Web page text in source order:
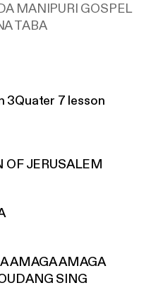
MANIPURI GOSPEL
TABA
3Quater 7 lesson
JERUSALEM
AMAGA AMAGA
SING